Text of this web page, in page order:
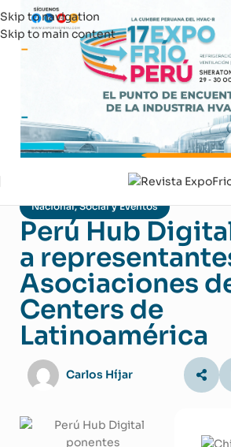
Skip to navigation
Skip to main content
Nacional,Social y Eventos
Perú Hub
a
Asociaciones
Centers de
Latinoamérica
Carlos Híjar